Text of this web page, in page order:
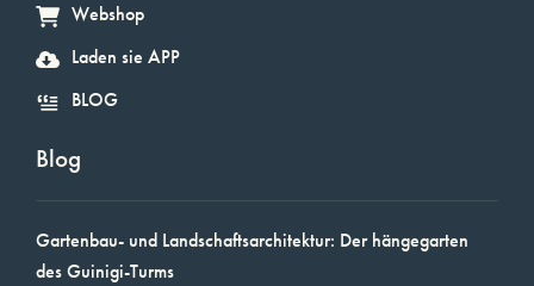
Webshop
Laden sie APP
BLOG
Blog
Gartenbau- und Landschaftsarchitektur: Der hängegarten
des Guinigi-Turms